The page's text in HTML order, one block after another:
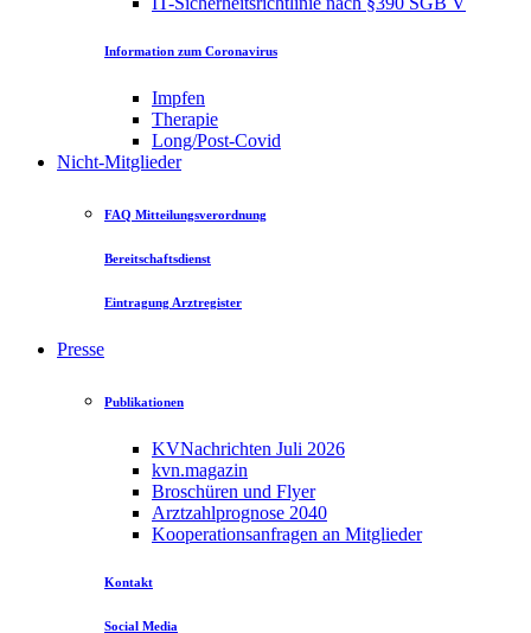
Information zum Coronavirus
Impfen
Therapie
Long/Post-Covid
Nicht-Mitglieder
FAQ Mitteilungsverordnung
Bereitschaftsdienst
Eintragung Arztregister
Presse
Publikationen
KVNachrichten Juli 2026
kvn.magazin
Broschüren und Flyer
Arztzahlprognose 2040
Kooperationsanfragen an Mitglieder
Kontakt
Social Media